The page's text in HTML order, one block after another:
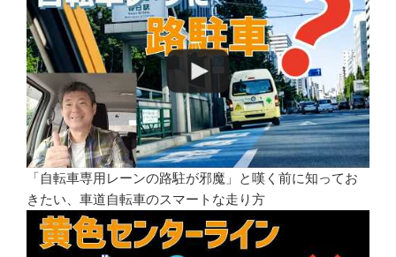
「自転車専用レーンの路駐が邪魔」と嘆く前に知ってお
きたい、車道自転車のスマートな走り方